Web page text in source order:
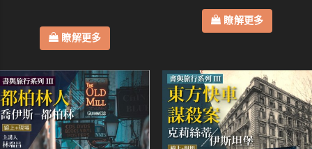
瞭解更多
瞭解更多